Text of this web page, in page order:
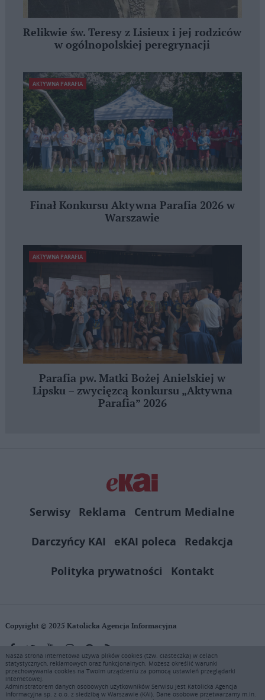
Relikwie św. Teresy z Lisieux i jej rodziców
w ogólnopolskiej peregrynacji
AKTYWNA PARAFIA
Finał Konkursu Aktywna Parafia 2026 w
Warszawie
AKTYWNA PARAFIA
Parafia pw. Matki Bożej Anielskiej w
Lipsku – zwycięzcą konkursu „Aktywna
Parafia” 2026
Serwisy Reklama
Centrum Medialne
Darczyńcy KAI
eKAI poleca
Redakcja
Polityka prywatności
Kontakt
Copyright © 2025 Katolicka Agencja Informacyjna
KAI zastrzega wszelkie prawa do serwisu. Użytkownicy mogą pobierać
i drukować fragmenty zawartości serwisu internetowego www.ekai.pl
wyłącznie do użytku osobistego. Publikacja, rozpowszechnianie
zawartości niniejszego serwisu lub jej sprzedaż (także framing i in.
Nasza strona internetowa używa plików cookies (tzw. ciasteczka) w celach
statystycznych, reklamowych oraz funkcjonalnych. Możesz określić warunki
przechowywania cookies na Twoim urządzeniu za pomocą ustawień przeglądarki
internetowej.
Administratorem danych osobowych użytkowników Serwisu jest Katolicka Agencja
Informacyjna sp. z o.o. z siedzibą w Warszawie (KAI). Dane osobowe przetwarzamy m.in.